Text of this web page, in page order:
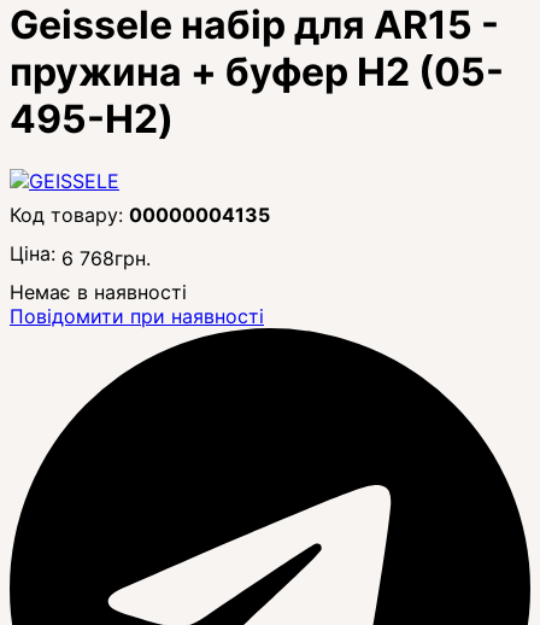
Geissele набір для AR15 -
пружина + буфер Н2 (05-
495-H2)
00000004135
Ціна: 6 768грн.
Немає в наявності
Повідомити при наявності